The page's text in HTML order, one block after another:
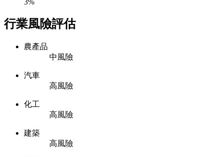
行業風險評估
農產品
中風險
汽車
高風險
化工
高風險
建築
高風險